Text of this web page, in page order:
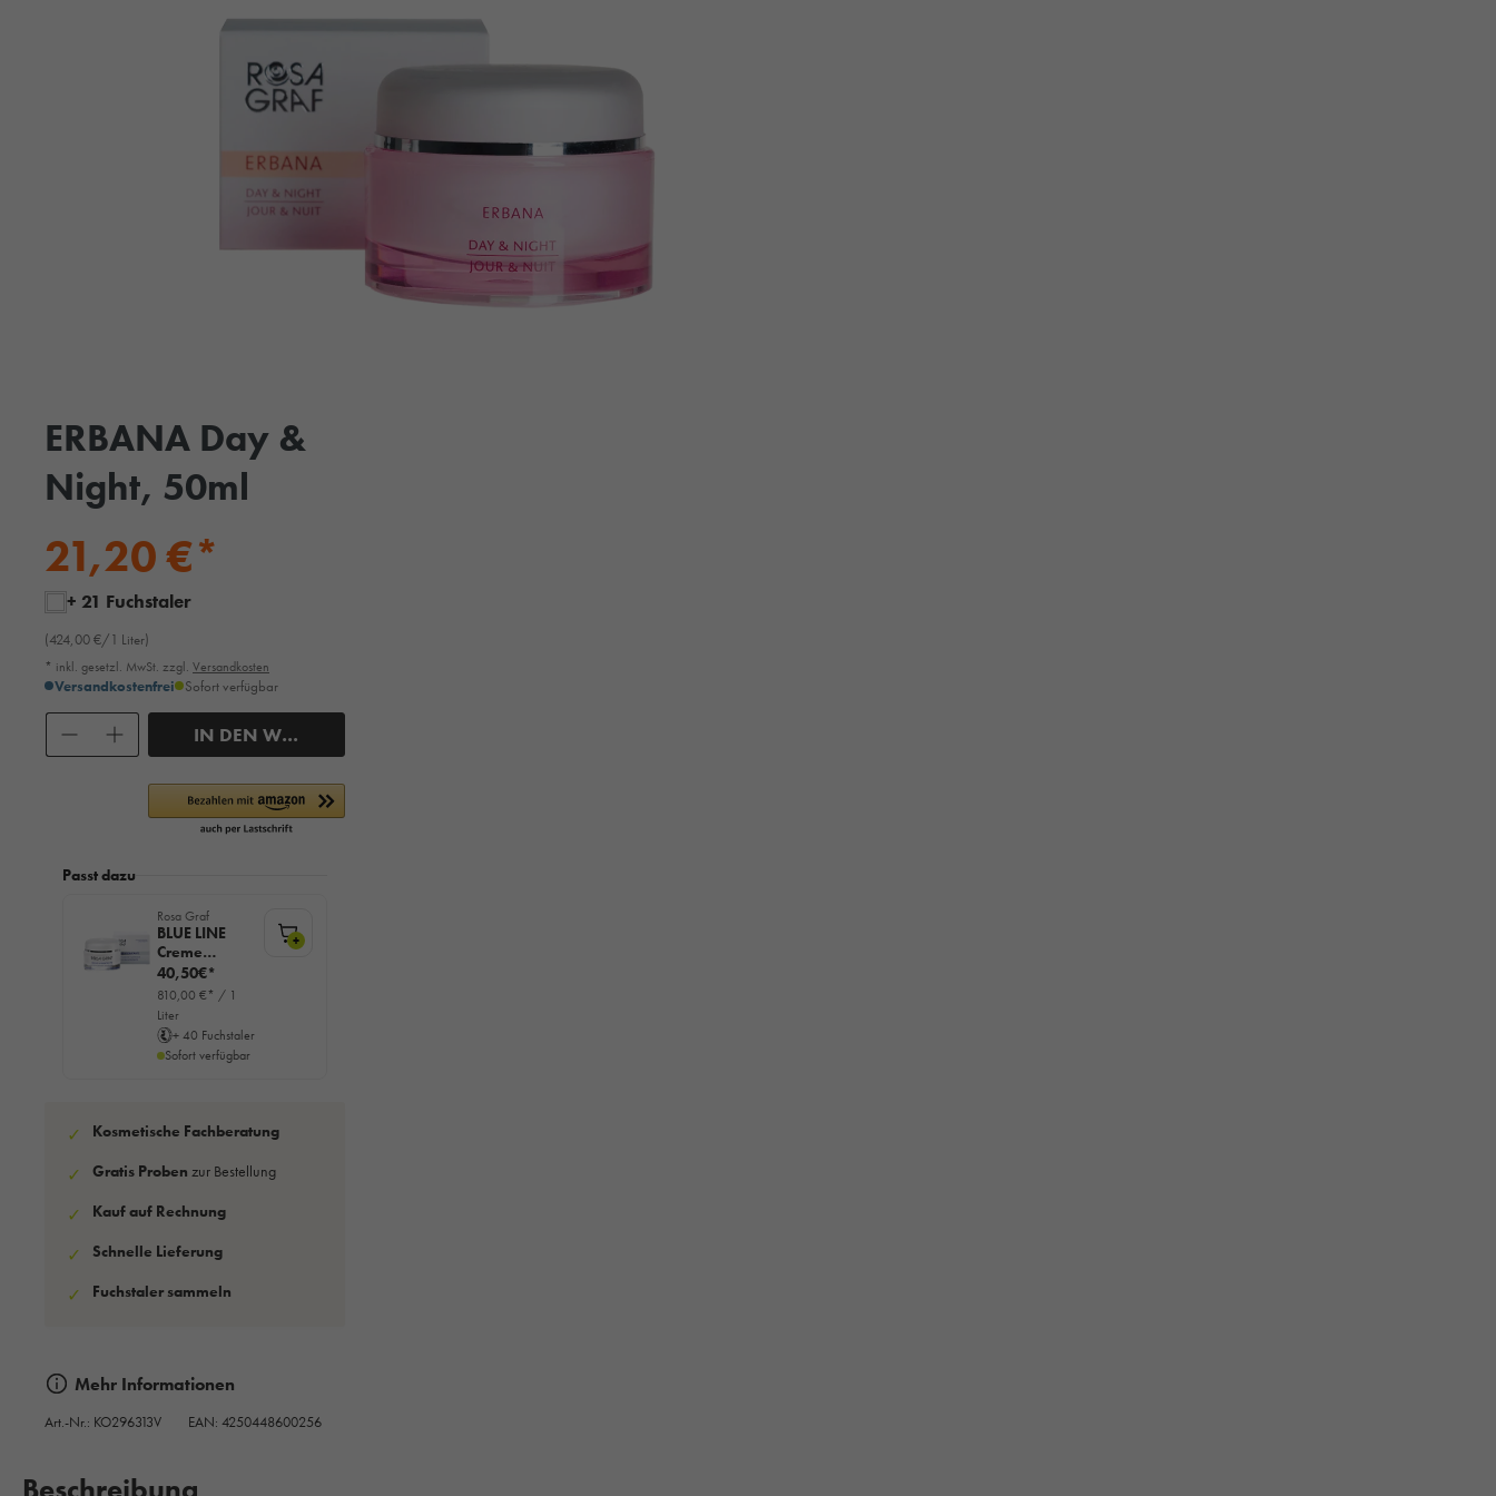
ERBANA Day &
Night, 50ml
21,20 €*
+ 21 Fuchstaler
(424,00 €/1 Liter)
* inkl. gesetzl. MwSt. zzgl. Versandkosten
Versandkostenfrei Sofort verfügbar
IN DEN WARENKORB
Passt dazu
Rosa Graf
BLUE LINE
Creme
Hydratante,
50ml
40,50€*
810,00 €* / 1
Liter
+ 40 Fuchstaler
Sofort verfügbar
+
✓ Kosmetische Fachberatung
✓ Gratis Proben zur Bestellung
✓ Kauf auf Rechnung
✓ Schnelle Lieferung
✓ Fuchstaler sammeln
Mehr Informationen
Art.-Nr.: KO296313V EAN: 4250448600256